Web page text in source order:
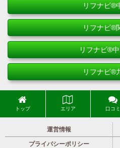
リフナビ®
リフナビ®
リフナビ®
リフナビ®
トップ エリア 口コミ
運営情報
プライバシーポリシー